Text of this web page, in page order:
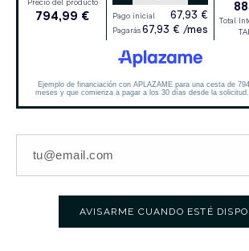
AVISARME CUANDO ESTÉ